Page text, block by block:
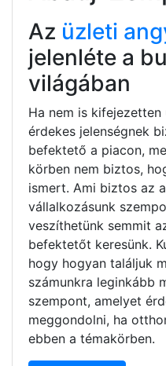
Az üzleti
jelenléte a
világában
Ha nem is
érdekes jelenségnek
befektető a piacon,
körben nem biztos,
ismert. Ami biztos az
vállalkozásunk
veszíthetünk semmit
befektetőt keresünk.
hogy hogyan találjuk
számunkra leginkább
szempont, amelyet
meggondolni, ha
ebben a témakörben.